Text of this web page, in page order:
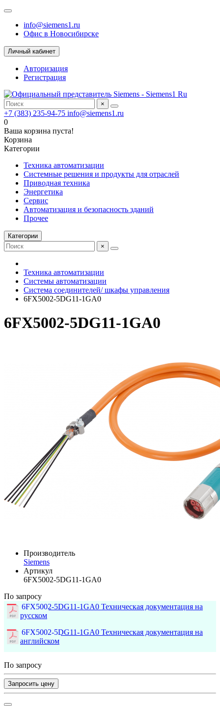
info@siemens1.ru
Офис в Новосибирске
Личный кабинет
Авторизация
Регистрация
×
+7 (383) 235-94-75 info@siemens1.ru
0
Ваша корзина пуста!
Корзина
Категории
Техника автоматизации
Системные решения и продукты для отраслей
Приводная техника
Энергетика
Сервис
Автоматизация и безопасность зданий
Прочее
Категории
×
Техника автоматизации
Системы автоматизации
Система соединителей/ шкафы управления
6FX5002-5DG11-1GA0
6FX5002-5DG11-1GA0
Производитель
Siemens
Артикул
6FX5002-5DG11-1GA0
По запросу
6FX5002-5DG11-1GA0 Техническая документация на
русском
6FX5002-5DG11-1GA0 Техническая документация на
английском
По запросу
Запросить цену